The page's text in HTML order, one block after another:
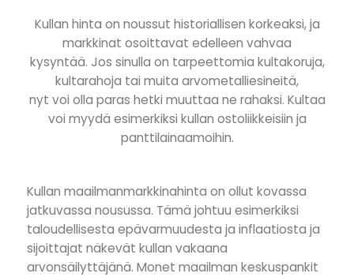
Kullan hinta on noussut historiallisen korkeaksi, ja
markkinat osoittavat edelleen vahvaa
kysyntää. Jos sinulla on tarpeettomia kultakoruja,
kultarahoja tai muita arvometalliesineitä,
nyt voi olla paras hetki muuttaa ne rahaksi. Kultaa
voi myydä esimerkiksi kullan ostoliikkeisiin ja
panttilainaamoihin.
Kullan maailmanmarkkinahinta on ollut kovassa
jatkuvassa nousussa. Tämä johtuu esimerkiksi
taloudellisesta epävarmuudesta ja inflaatiosta ja
sijoittajat näkevät kullan vakaana
arvonsäilyttäjänä. Monet maailman keskuspankit